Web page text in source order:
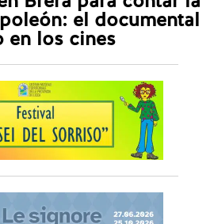
el documental
en los cines